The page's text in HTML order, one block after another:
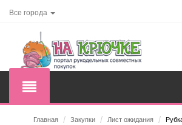
Все города
Главная / Закупки / Лист ожидания /